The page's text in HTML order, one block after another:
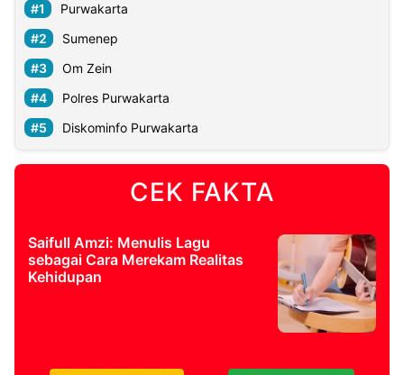
Purwakarta
Sumenep
Om Zein
Polres Purwakarta
Diskominfo Purwakarta
CEK FAKTA
Saifull Amzi: Menulis Lagu
sebagai Cara Merekam Realitas
Kehidupan